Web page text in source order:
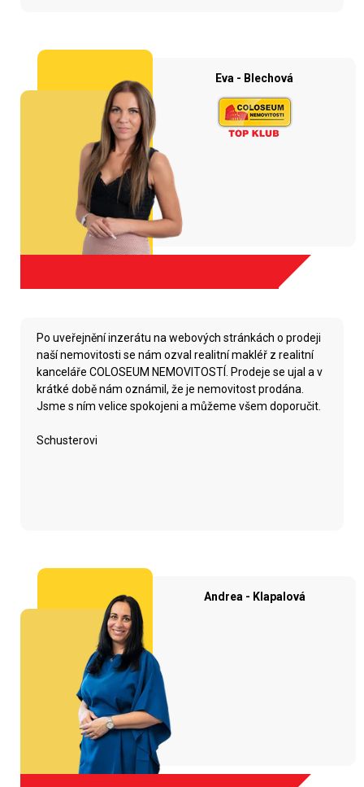
Eva - Blechová
Po uveřejnění inzerátu na webových stránkách o prodeji
naší nemovitosti se nám ozval realitní makléř z realitní
kanceláře COLOSEUM NEMOVITOSTÍ. Prodeje se ujal a v
krátké době nám oznámil, že je nemovitost prodána.
Jsme s ním velice spokojeni a můžeme všem doporučit.
Schusterovi
Andrea - Klapalová